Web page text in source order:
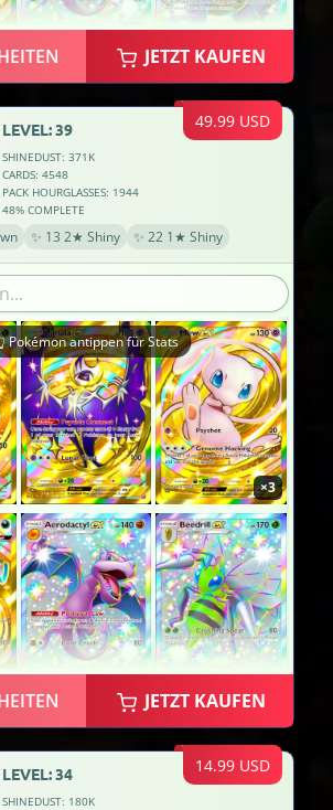
×2
×3
JETZT KAUFEN
49.99 USD
LEVEL: 39
SHINEDUST: 371K
CARDS: 4548
PACK HOURGLASSES: 1944
48% COMPLETE
✨ 13 2★ Shiny ✨ 22 1★ Shiny
Pokémon antippen für Stats
×3
JETZT KAUFEN
14.99 USD
LEVEL: 34
SHINEDUST: 180K